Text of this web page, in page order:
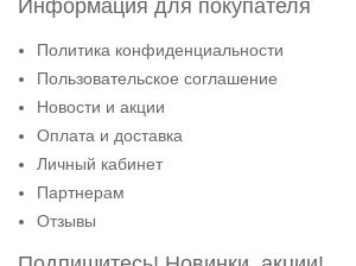
Информация для покупателя
Политика конфиденциальности
Пользовательское соглашение
Новости и акции
Оплата и доставка
Личный кабинет
Партнерам
Отзывы